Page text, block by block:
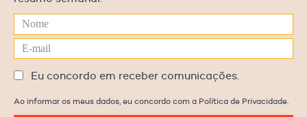
Eu concordo em receber comunicações.
Ao informar os meus dados, eu concordo com a Política de Privacidade.